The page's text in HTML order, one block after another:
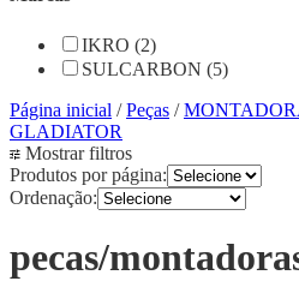
IKRO (2)
SULCARBON (5)
Página inicial /Peças /
GLADIATOR
Mostrar filtros
Produtos por página:
Ordenação:
pecas/